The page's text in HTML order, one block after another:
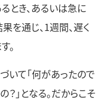
とき、あるいは急に
を通じ、1週間、遅く
。
いて「何があったので
？」となる。だからこそ